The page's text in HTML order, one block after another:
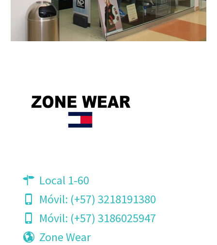
Local 1-60
Móvil: (+57) 3218191380
Móvil: (+57) 3186025947
Zone Wear